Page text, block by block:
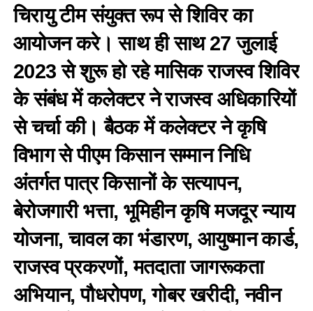
चिरायु टीम संयुक्त रूप से शिविर का
आयोजन करे। साथ ही साथ 27 जुलाई
2023 से शुरू हो रहे मासिक राजस्व शिविर
के संबंध में कलेक्टर ने राजस्व अधिकारियों
से चर्चा की। बैठक में कलेक्टर ने कृषि
विभाग से पीएम किसान सम्मान निधि
अंतर्गत पात्र किसानों के सत्यापन,
बेरोजगारी भत्ता, भूमिहीन कृषि मजदूर न्याय
योजना, चावल का भंडारण, आयुष्मान कार्ड,
राजस्व प्रकरणों, मतदाता जागरूकता
अभियान, पौधरोपण, गोबर खरीदी, नवीन